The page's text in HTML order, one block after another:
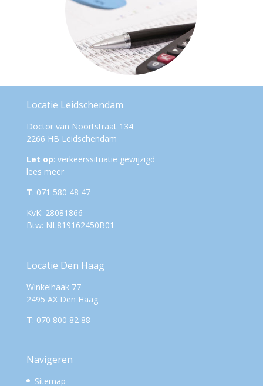
Locatie Leidschendam
Doctor van Noortstraat 134
2266 HB Leidschendam
Let op: verkeerssituatie gewijzigd
lees meer
T: 071 580 48 47
KvK: 28081866
Btw: NL819162450B01
Locatie Den Haag
Winkelhaak 77
2495 AX Den Haag
T: 070 800 82 88
Navigeren
Sitemap